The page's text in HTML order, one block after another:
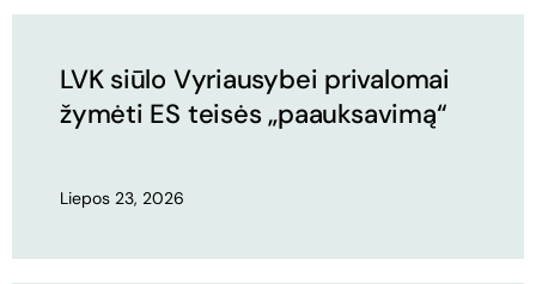
LVK siūlo Vyriausybei privalomai
žymėti ES teisės „paauksavimą“
Liepos 23, 2026